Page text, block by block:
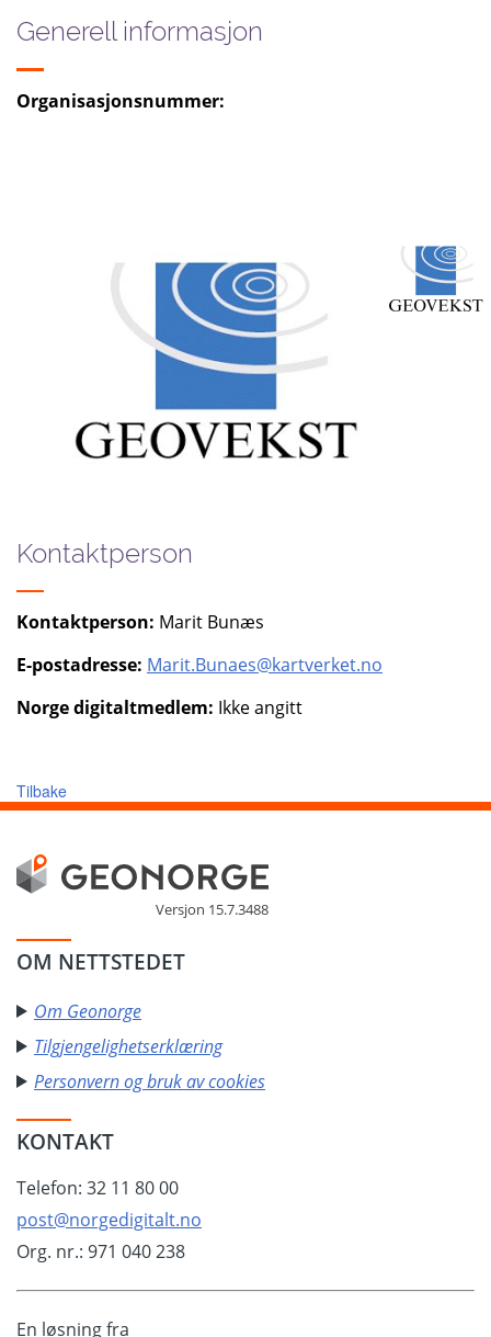
Generell informasjon
Organisasjonsnummer:
Kontaktperson
Kontaktperson: Marit Bunæs
E-postadresse: Marit.Bunaes@kartverket.no
Norge digitaltmedlem: Ikke angitt
Tilbake